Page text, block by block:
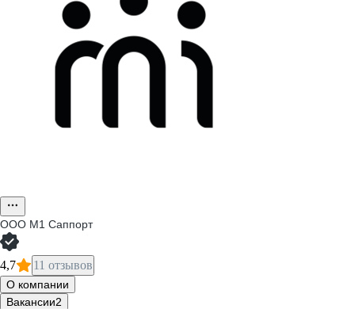
ООО М1 Саппорт
4,7 11 отзывов
О компании
Вакансии2